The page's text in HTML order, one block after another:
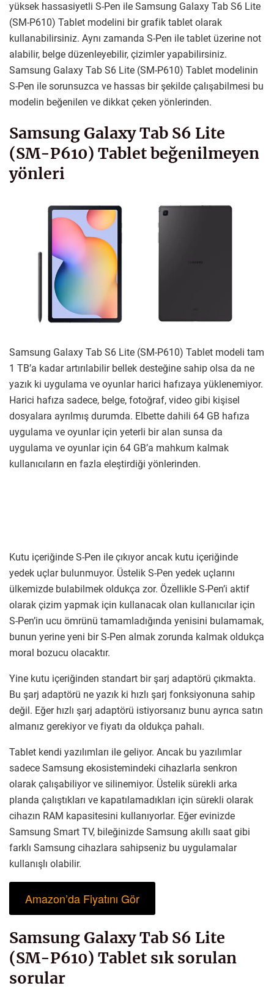
yüksek hassasiyetli S-Pen ile Samsung Galaxy Tab S6 Lite
(SM-P610) Tablet modelini bir grafik tablet olarak
kullanabilirsiniz. Aynı zamanda S-Pen ile tablet üzerine not
alabilir, belge düzenleyebilir, çizimler yapabilirsiniz.
Samsung Galaxy Tab S6 Lite (SM-P610) Tablet modelinin
S-Pen ile sorunsuzca ve hassas bir şekilde çalışabilmesi bu
modelin beğenilen ve dikkat çeken yönlerinden.
Samsung Galaxy Tab S6 Lite
(SM-P610) Tablet beğenilmeyen
yönleri
Samsung Galaxy Tab S6 Lite (SM-P610) Tablet modeli tam
1 TB’a kadar artırılabilir bellek desteğine sahip olsa da ne
yazık ki uygulama ve oyunlar harici hafızaya yüklenemiyor.
Harici hafıza sadece, belge, fotoğraf, video gibi kişisel
dosyalara ayrılmış durumda. Elbette dahili 64 GB hafıza
uygulama ve oyunlar için yeterli bir alan sunsa da
uygulama ve oyunlar için 64 GB’a mahkum kalmak
kullanıcıların en fazla eleştirdiği yönlerinden.
Kutu içeriğinde S-Pen ile çıkıyor ancak kutu içeriğinde
yedek uçlar bulunmuyor. Üstelik S-Pen yedek uçlarını
ülkemizde bulabilmek oldukça zor. Özellikle S-Pen’i aktif
olarak çizim yapmak için kullanacak olan kullanıcılar için
S-Pen’in ucu ömrünü tamamladığında yenisini bulamamak,
bunun yerine yeni bir S-Pen almak zorunda kalmak oldukça
moral bozucu olacaktır.
Yine kutu içeriğinden standart bir şarj adaptörü çıkmakta.
Bu şarj adaptörü ne yazık ki hızlı şarj fonksiyonuna sahip
değil. Eğer hızlı şarj adaptörü istiyorsanız bunu ayrıca satın
almanız gerekiyor ve fiyatı da oldukça pahalı.
Tablet kendi yazılımları ile geliyor. Ancak bu yazılımlar
sadece Samsung ekosistemindeki cihazlarla senkron
olarak çalışabiliyor ve silinemiyor. Üstelik sürekli arka
planda çalıştıkları ve kapatılamadıkları için sürekli olarak
cihazın RAM kapasitesini kullanıyorlar. Eğer evinizde
Samsung Smart TV, bileğinizde Samsung akıllı saat gibi
farklı Samsung cihazlara sahipseniz bu uygulamalar
kullanışlı olabilir.
Amazon’da Fiyatını Gör
Samsung Galaxy Tab S6 Lite
(SM-P610) Tablet sık sorulan
sorular